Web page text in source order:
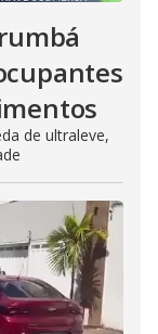
de ultraleve,